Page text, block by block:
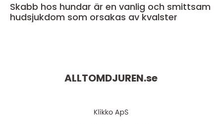
Skabb hos hundar är en vanlig och smittsam
hudsjukdom som orsakas av kvalster
ALLTOMDJUREN.se